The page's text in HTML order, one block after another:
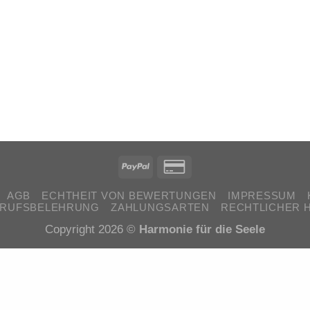
AGB ECHTHEIT VON BEWERTUNGEN IMPRESSUM
ZAHLUNGSARTEN RECHTLICHER
Copyright 2026 © Harmonie für die Seele